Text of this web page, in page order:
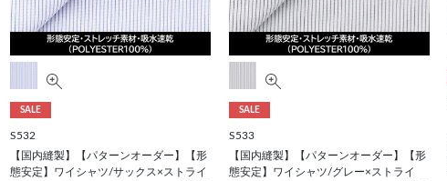
SALE
S532
【国内縫製】【パターンオーダー】【形
態安定】ワイシャツ/サックス×ストライ
SALE
S533
【国内縫製】【パターンオーダー】【形
態安定】ワイシャツ/グレー×ストライ